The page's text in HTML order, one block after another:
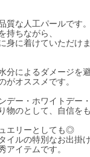
質な人工パールです
持ちながら、
身に着けていただけ
分によるダメージを
がオススメです。
デー・ホワイトデー
物のとして、自信を
エリーとしても◎
イルの特別なお出掛
アイテムです。